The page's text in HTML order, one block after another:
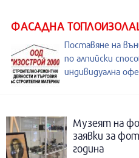
ФАСАДНА
Поставяне на
по алпийски
индивидуална
Музеят на
заявки за
година